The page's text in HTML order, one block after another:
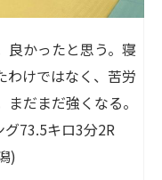
良かったと思う。寝
わけではなく、苦労
だまだ強くなる。
73.5キロ3分2R
)